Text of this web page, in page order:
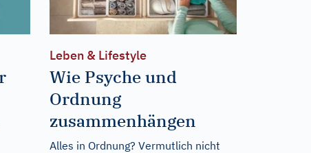
Leben & Lifestyle
Wie Psyche und
Ordnung
zusammenhängen
Alles in Ordnung? Vermutlich nicht